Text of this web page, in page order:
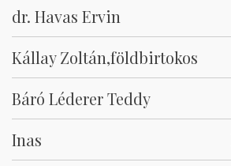
dr. Havas Ervin
Kállay Zoltán,földbirtokos
Báró Léderer Teddy
Inas